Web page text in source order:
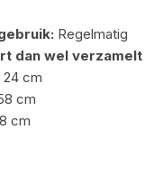
Regelmatig
dan wel verzamelt
24 cm
cm
cm